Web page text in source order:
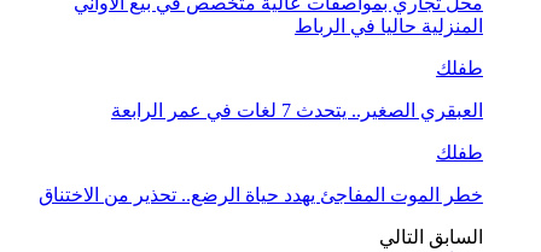
المنزلية حاليا في الرباط
طفلك
العبقري الصغير.. يتحدث 7 لغات في عمر الرابعة
طفلك
خطر الموت المفاجئ يهدد حياة الرضع.. تحذير من الاختناق
السابق التالي